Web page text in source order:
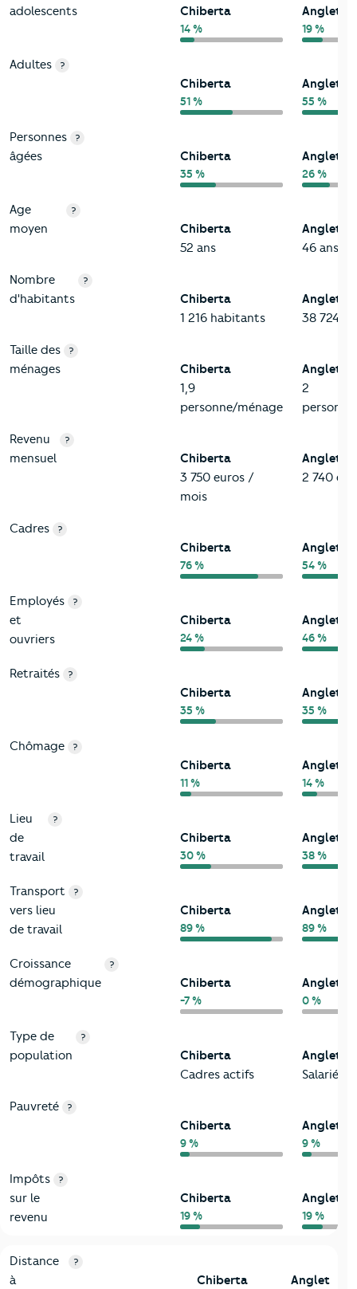
adolescents Chiberta
14 %
Anglet
19 %
Adultes ?
Chiberta
51 %
Anglet
55 %
Personnes
âgées
?
Chiberta
35 %
Anglet
26 %
Age
moyen
?
Chiberta
52 ans
Anglet
46 ans
Nombre
d'habitants
?
Chiberta
1 216 habitants
Anglet
38 724
Taille des
ménages
?
Chiberta
1,9
personne/ménage
Anglet
2
Revenu
mensuel
?
Chiberta
3 750 euros /
mois
Anglet
2 740
Cadres ?
Chiberta
76 %
Anglet
54 %
Employés
et
ouvriers
?
Chiberta
24 %
Anglet
46 %
Retraités ?
Chiberta
35 %
Anglet
35 %
Chômage ?
Chiberta
11 %
Anglet
14 %
Lieu
de
travail
?
Chiberta
30 %
Anglet
38 %
Transport
vers lieu
de travail
?
Chiberta
89 %
Anglet
89 %
Croissance
démographique
?
Chiberta
-7 %
Anglet
0 %
Type de
population
?
Chiberta
Cadres actifs
Anglet
Salariés
Pauvreté ?
Chiberta
9 %
Anglet
9 %
Impôts
sur le
revenu
?
Chiberta
19 %
Anglet
19 %
3-Environnement
Critères Chiberta
Distance
à
?
Chiberta
Anglet